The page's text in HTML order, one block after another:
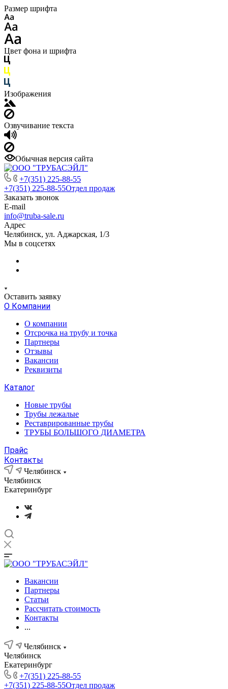
Размер шрифта
Цвет фона и шрифта
Изображения
Озвучивание текста
Обычная версия сайта
+7(351) 225-88-55
+7(351) 225-88-55Отдел продаж
Заказать звонок
E-mail
info@truba-sale.ru
Адрес
Челябинск, ул. Аджарская, 1/3
Мы в соцсетях
Оставить заявку
О Компании
О компании
Отсрочка на трубу и точка
Партнеры
Отзывы
Вакансии
Реквизиты
Каталог
Новые трубы
Трубы лежалые
Реставрированные трубы
ТРУБЫ БОЛЬШОГО ДИАМЕТРА
Прайс
Контакты
Челябинск
Челябинск
Екатеринбург
Вакансии
Партнеры
Статьи
Рассчитать стоимость
Контакты
...
Челябинск
Челябинск
Екатеринбург
+7(351) 225-88-55
+7(351) 225-88-55Отдел продаж